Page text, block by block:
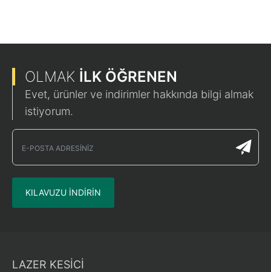
OLMAK İLK ÖĞRENEN
Evet, ürünler ve indirimler hakkında bilgi almak
istiyorum.
KILAVUZU INDIRIN
LAZER KESİCİ